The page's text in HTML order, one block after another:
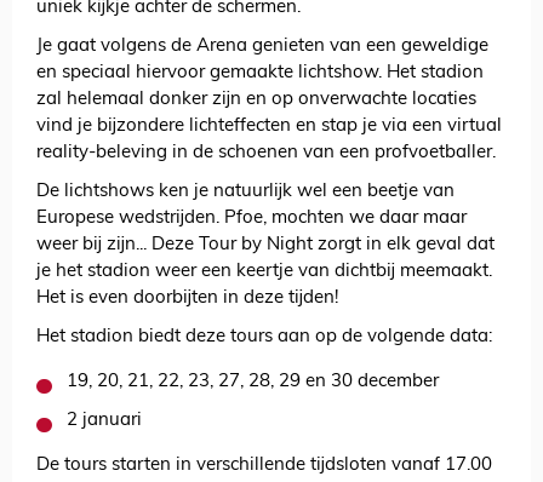
uniek kijkje achter de schermen.
Je gaat volgens de Arena genieten van een geweldige
en speciaal hiervoor gemaakte lichtshow. Het stadion
zal helemaal donker zijn en op onverwachte locaties
vind je bijzondere lichteffecten en stap je via een virtual
reality-beleving in de schoenen van een profvoetballer.
De lichtshows ken je natuurlijk wel een beetje van
Europese wedstrijden. Pfoe, mochten we daar maar
weer bij zijn... Deze Tour by Night zorgt in elk geval dat
je het stadion weer een keertje van dichtbij meemaakt.
Het is even doorbijten in deze tijden!
Het stadion biedt deze tours aan op de volgende data:
19, 20, 21, 22, 23, 27, 28, 29 en 30 december
2 januari
De tours starten in verschillende tijdsloten vanaf 17.00